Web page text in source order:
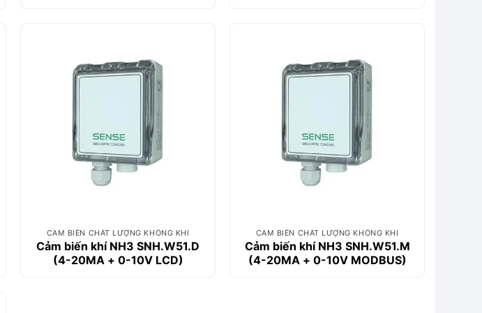
CẢM BIẾN CHẤT LƯỢNG KHÔNG KHÍ
Cảm biến khí NH3 SNH.W51.D
(4-20MA + 0-10V LCD)
CẢM BIẾN CHẤT LƯỢNG KHÔNG KHÍ
Cảm biến khí NH3 SNH.W51.M
(4-20MA + 0-10V MODBUS)